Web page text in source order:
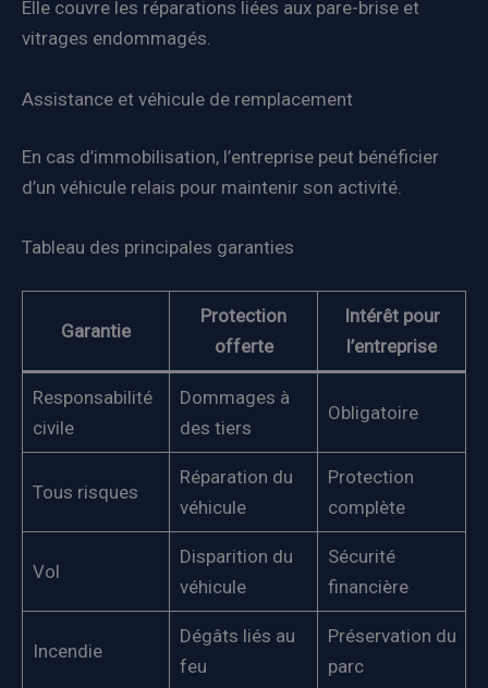
Elle couvre les réparations liées aux pare-brise et
vitrages endommagés.
Assistance et véhicule de remplacement
En cas d’immobilisation, l’entreprise peut bénéficier
d’un véhicule relais pour maintenir son activité.
Tableau des principales garanties
Garantie
Protection
offerte
Intérêt pour
l’entreprise
Responsabilité
civile
Dommages à
des tiers
Obligatoire
Tous risques
Réparation du
véhicule
Protection
complète
Vol
Disparition du
véhicule
Sécurité
financière
Incendie
Dégâts liés au
feu
Préservation du
parc